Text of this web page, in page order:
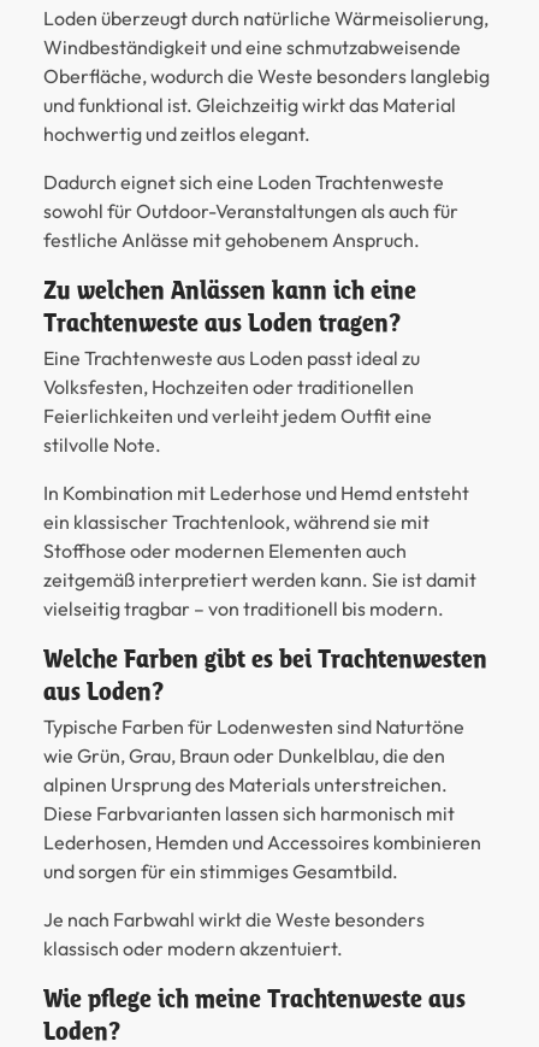
Loden überzeugt durch natürliche Wärmeisolierung,
Windbeständigkeit und eine schmutzabweisende
Oberfläche, wodurch die Weste besonders langlebig
und funktional ist. Gleichzeitig wirkt das Material
hochwertig und zeitlos elegant.
Dadurch eignet sich eine Loden Trachtenweste
sowohl für Outdoor-Veranstaltungen als auch für
festliche Anlässe mit gehobenem Anspruch.
Zu welchen Anlässen kann ich eine
Trachtenweste aus Loden tragen?
Eine Trachtenweste aus Loden passt ideal zu
Volksfesten, Hochzeiten oder traditionellen
Feierlichkeiten und verleiht jedem Outfit eine
stilvolle Note.
In Kombination mit Lederhose und Hemd entsteht
ein klassischer Trachtenlook, während sie mit
Stoffhose oder modernen Elementen auch
zeitgemäß interpretiert werden kann. Sie ist damit
vielseitig tragbar – von traditionell bis modern.
Welche Farben gibt es bei Trachtenwesten
aus Loden?
Typische Farben für Lodenwesten sind Naturtöne
wie Grün, Grau, Braun oder Dunkelblau, die den
alpinen Ursprung des Materials unterstreichen.
Diese Farbvarianten lassen sich harmonisch mit
Lederhosen, Hemden und Accessoires kombinieren
und sorgen für ein stimmiges Gesamtbild.
Je nach Farbwahl wirkt die Weste besonders
klassisch oder modern akzentuiert.
Wie pflege ich meine Trachtenweste aus
Loden?